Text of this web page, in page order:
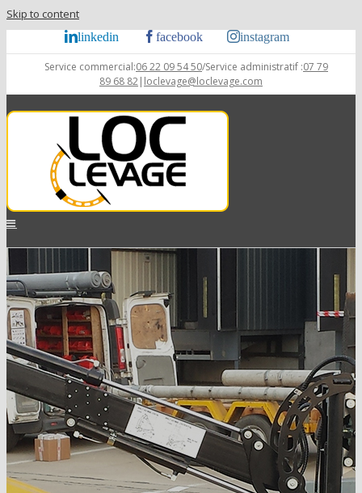
Skip to content
linkedin facebook instagram
Service commercial:06 22 09 54 50/Service administratif :07 79
89 68 82| loclevage@loclevage.com